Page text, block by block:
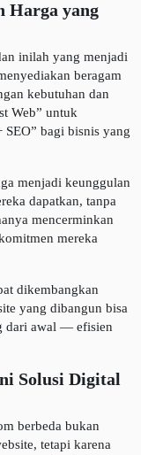
Harga yang
inilah yang menjadi
beragam
kebutuhan dan
Web” untuk
SEO” bagi bisnis yang
menjadi keunggulan
dapatkan, tanpa
mencerminkan
mereka
dikembangkan
yang dibangun bisa
dari awal — efisien
Solusi Digital
berbeda bukan
tetapi karena